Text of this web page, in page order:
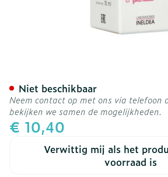
€ 10,40
Verwittig mij als het
voorraad is
Niet beschikbaar
Neem contact op met ons via telefoon
bekijken we samen de mogelijkheden.